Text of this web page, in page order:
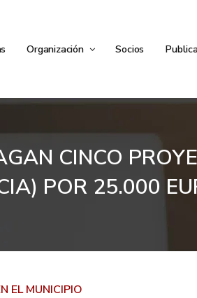
Organización Socios
CINCO
POR 25.000
EL MUNICIPIO